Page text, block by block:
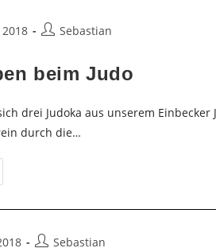
Beitrags-
Sebastian
beim Judo
drei Judoka aus unserem
durch die…
Beitrags-
Sebastian